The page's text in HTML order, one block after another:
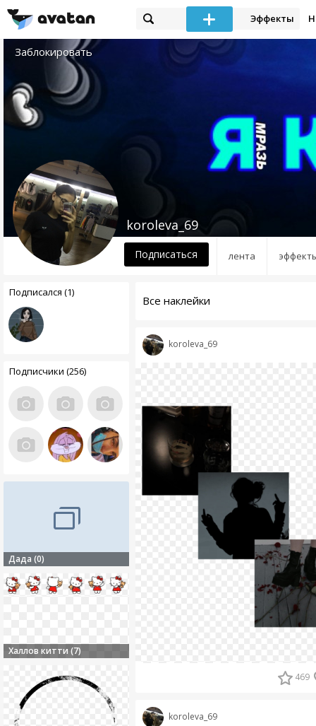
Эффекты
Заблокировать
лента
koroleva_69
Подписаться
Подписался (1)
Подписчики (256)
Дада (0)
Халлов китти (7)
Все наклейки
koroleva_69
469
koroleva_69